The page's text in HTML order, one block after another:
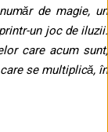
de magie, un
un joc de iluzii.
care acum sunt,
se multiplică, în